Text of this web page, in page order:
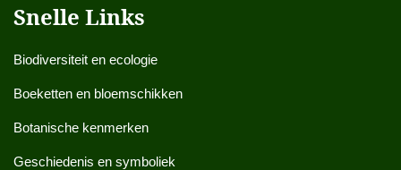
Snelle Links
Biodiversiteit en ecologie
Boeketten en bloemschikken
Botanische kenmerken
Geschiedenis en symboliek